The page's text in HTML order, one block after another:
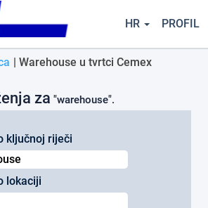
HR PROFIL
| Warehouse u tvrtci Cemex
za "warehouse".
ključnoj riječi
lokaciji